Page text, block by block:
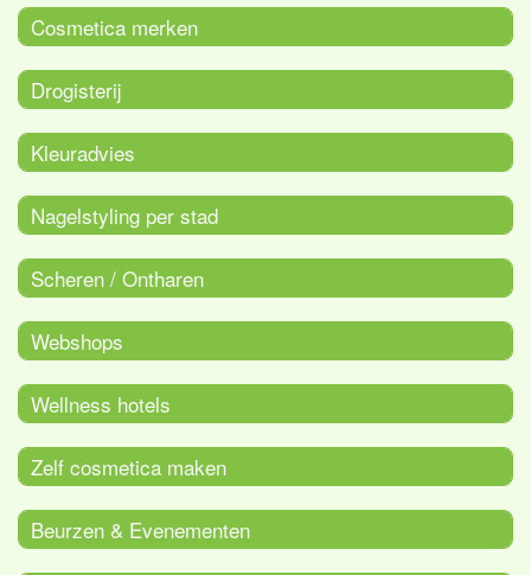
Cosmetica merken
Drogisterij
Kleuradvies
Nagelstyling per stad
Scheren / Ontharen
Webshops
Wellness hotels
Zelf cosmetica maken
Beurzen & Evenementen